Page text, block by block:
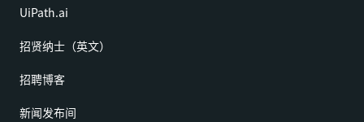
UiPath.ai
招贤纳士（英文）
招聘博客
新闻发布间